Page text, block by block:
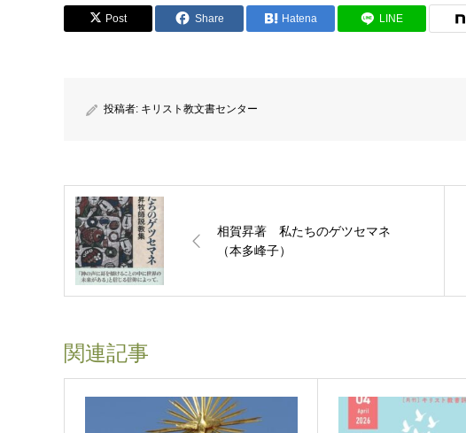
Post Share Hatena LINE
投稿者: キリスト教文書センター
相賀昇著 私たちのゲツセマネ
（本多峰子）
関連記事